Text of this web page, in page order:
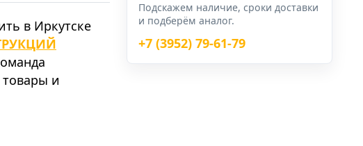
в Иркутске
и
Подскажем наличие, сроки доставки
и подберём аналог.
+7 (3952) 79-61-79